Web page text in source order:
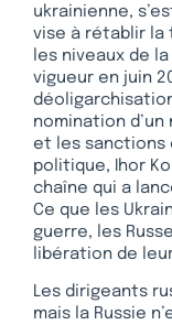
ukrainienne,
vise à rétablir la
les niveaux de
vigueur en juin
nomination
et les sanctions
politique, Ihor
chaîne qui a
Ce que les
guerre, les
libération de
Les dirigeants
mais la Russie